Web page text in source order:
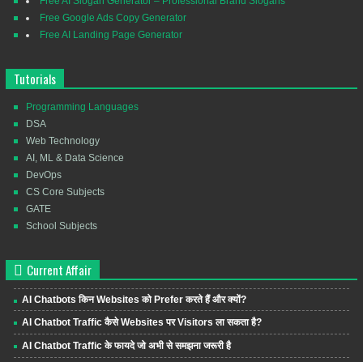
Free Google Ads Copy Generator
Free AI Landing Page Generator
Tutorials
Programming Languages
DSA
Web Technology
AI, ML & Data Science
DevOps
CS Core Subjects
GATE
School Subjects
Current Affair
AI Chatbots किन Websites को Prefer करते हैं और क्यों?
AI Chatbot Traffic कैसे Websites पर Visitors ला सकता है?
AI Chatbot Traffic के फायदे जो अभी से समझना जरूरी है